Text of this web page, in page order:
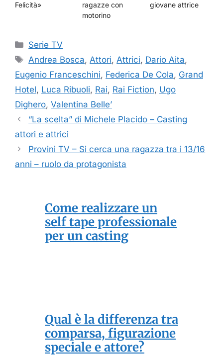
Felicità»
ragazze con
motorino
giovane attrice
Categorie
Serie TV
Tag
Andrea Bosca,Attori,Attrici, Dario Aita,
Eugenio Franceschini, Federica De Cola, Grand
Hotel, Luca Ribuoli, Rai, Rai Fiction, Ugo
Dighero, Valentina Belle’
“La scelta” di Michele Placido – Casting
attori e attrici
Provini TV – Si cerca una ragazza tra i 13/16
anni – ruolo da protagonista
Come realizzare un
self tape professionale
per un casting
Qual è la differenza tra
comparsa, figurazione
speciale e attore?